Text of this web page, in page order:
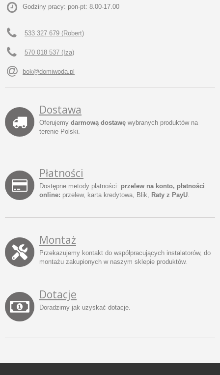
Godziny pracy: pon-pt: 8.00-17.00
533 327 679 (Robert)
570 018 537 (Iza)
bok@domiwoda.pl
Dostawa
Oferujemy darmową dostawę wybranych produktów na
terenie Polski.
Płatności
Dostępne metody płatności: przelew na konto, płatności
online: przelew, karta kredytowa, Blik, Raty z PayU.
Montaż
Przekazujemy kontakt do współpracujących instalatorów, do
montażu zakupionych w naszym sklepie produktów.
Dotacje
Doradzimy jak uzyskać dotacje.